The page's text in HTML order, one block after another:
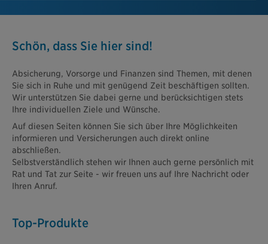
Schön, dass Sie hier sind!
Absicherung, Vorsorge und Finanzen sind Themen, mit denen
Sie sich in Ruhe und mit genügend Zeit beschäftigen sollten.
Wir unterstützen Sie dabei gerne und berücksichtigen stets
Ihre individuellen Ziele und Wünsche.
Auf diesen Seiten können Sie sich über Ihre Möglichkeiten
informieren und Versicherungen auch direkt online
abschließen.
Selbstverständlich stehen wir Ihnen auch gerne persönlich mit
Rat und Tat zur Seite - wir freuen uns auf Ihre Nachricht oder
Ihren Anruf.
Top-Produkte